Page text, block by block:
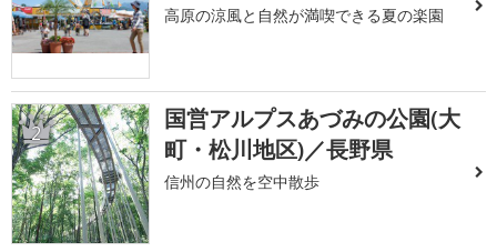
高原の涼風と自然が満喫できる夏の楽園
2
国営アルプスあづみの公園(大
町・松川地区)／長野県
信州の自然を空中散歩